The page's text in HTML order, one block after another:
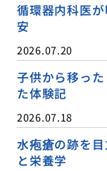
循環器内科医
安
2026.07.20
子供から移っ
た体験記
2026.07.18
水疱瘡の跡を
と栄養学